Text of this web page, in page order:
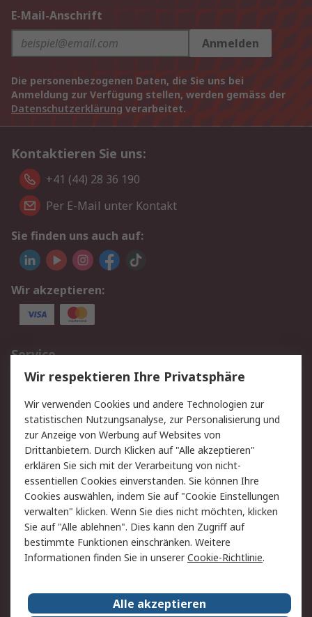
E-Mail-Anschrift
Anmelden
Die personenbezogenen Daten, die Sie uns bei
Anmeldung zur Verfügung stellen, werden gemäss der
Datenschutzerklärung verarbeitet.
Kontaktieren Sie uns:
+41 (44) 28 36 190
Per E-Mail unter Kontakt
Sie finden uns auch auf:
Wir akzeptieren:
Service
Value Added Services
Lieferlösungen
Rücksendungen
Kontakt
Hilfe
Rechtliches
AGB
Datenschutz
Cookie-Richtlinie
Zahlungsbedingungen
Copyright/Impressum
Über RS
Karriere bei RS
Nachhaltigkeit
Wir respektieren Ihre Privatsphäre
Wir verwenden Cookies und andere Technologien zur
statistischen Nutzungsanalyse, zur Personalisierung und
zur Anzeige von Werbung auf Websites von
Drittanbietern. Durch Klicken auf "Alle akzeptieren"
erklären Sie sich mit der Verarbeitung von nicht-
essentiellen Cookies einverstanden. Sie können Ihre
Cookies auswählen, indem Sie auf "Cookie Einstellungen
verwalten" klicken. Wenn Sie dies nicht möchten, klicken
Sie auf "Alle ablehnen". Dies kann den Zugriff auf
bestimmte Funktionen einschränken. Weitere
Informationen finden Sie in unsererCookie-Richtlinie.
Alle akzeptieren